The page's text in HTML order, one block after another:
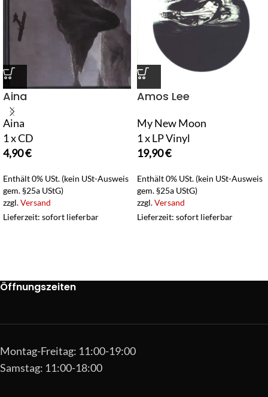
Aina
Aina
1 x CD
4,90€
Enthält 0% USt. (kein USt-Ausweis
gem. §25a UStG)
zzgl.Versand
Lieferzeit: sofort lieferbar
Amos Lee
My New Moon
1 x LP Vinyl
19,90€
Enthält 0% USt. (kein USt-Ausweis
gem. §25a UStG)
zzgl.Versand
Lieferzeit: sofort lieferbar
Öffnungszeiten
Montag-Freitag: 11:00-19:00
Samstag: 11:00-18:00